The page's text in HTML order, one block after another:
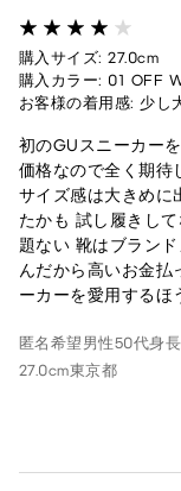
購入サイズ: 27.0cm
購入カラー: 01 OFF
お客様の着用感: 少し
初のGUスニーカー
価格なので全く期待
サイズ感は大きめに
たかも 試し履きし
題ない 靴はブラン
んだから高いお金払
ーカーを愛用するほ
匿名希望 男性50代身
27.0cm東京都